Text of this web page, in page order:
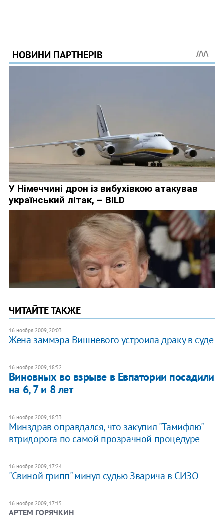
ЧИТАЙТЕ ТАКЖЕ
16 ноября 2009, 20:03
Жена заммэра Вишневого устроила драку в суде
16 ноября 2009, 18:52
Виновных во взрыве в Евпатории посадили
на 6, 7 и 8 лет
16 ноября 2009, 18:33
Минздрав оправдался, что закупил "Тамифлю"
втридорога по самой прозрачной процедуре
16 ноября 2009, 17:24
"Свиной грипп" минул судью Зварича в СИЗО
16 ноября 2009, 17:15
АРТЕМ ГОРЯЧКИН